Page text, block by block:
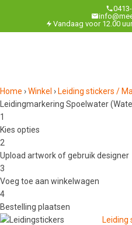
Vandaag voor 12.00
Home ›Winkel › Leiding stickers /
Leidingmarkering Spoelwater
1
Kies opties
2
Upload artwork of gebruik designer
3
Voeg toe aan winkelwagen
4
Bestelling plaatsen
Leiding